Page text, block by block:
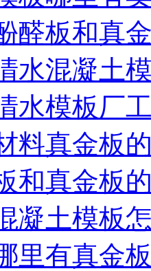
醛板和真
水混凝土
水模板厂
料真金板
和真金板
凝土模板
里有真金